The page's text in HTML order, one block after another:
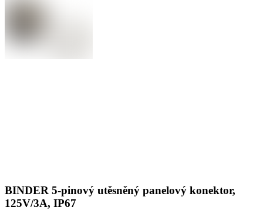
BINDER 5-pinový utěsněný panelový konektor,
125V/3A, IP67